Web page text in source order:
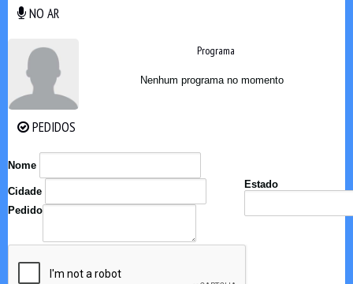
NO AR
Programa
Nenhum programa no momento
PEDIDOS
Nome
Cidade
Estado
Pedido